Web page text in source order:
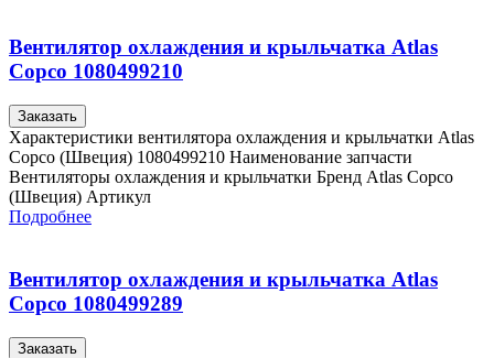
Вентилятор охлаждения и крыльчатка Atlas
Copco 1080499210
Заказать
Характеристики вентилятора охлаждения и крыльчатки Atlas
Copco (Швеция) 1080499210 Наименование запчасти
Вентиляторы охлаждения и крыльчатки Бренд Atlas Copco
(Швеция) Артикул
Подробнее
Вентилятор охлаждения и крыльчатка Atlas
Copco 1080499289
Заказать